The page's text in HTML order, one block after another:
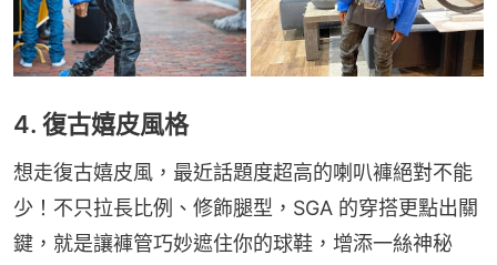
4. 復古嬉皮風格
想走復古嬉皮風，最近話題度超高的喇叭褲絕對不能
少！不只拉長比例、修飾腿型，SGA 的穿搭更點出關
鍵，就是讓褲管巧妙遮住你的球鞋，增添一絲神秘